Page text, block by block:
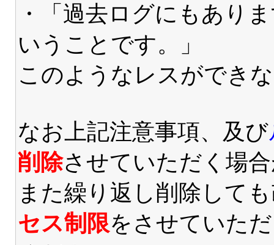
・「過去ログにもあり
いうことです。」
このようなレスができ
なお上記注意事項、及び
削除させていただく場
また繰り返し削除して
セス制限をさせていた